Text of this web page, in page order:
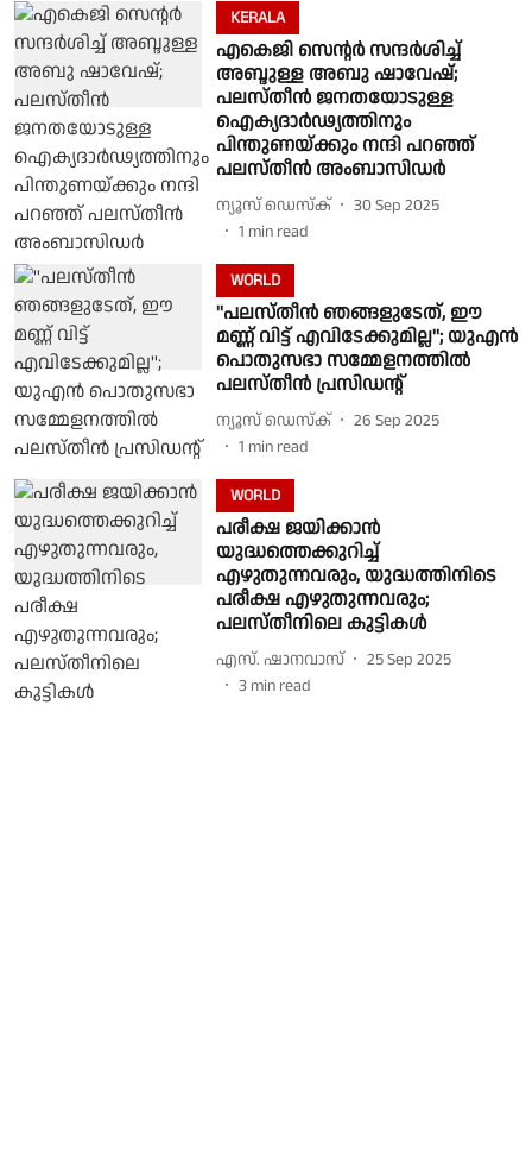
KERALA
എകെജി സെന്റര്‍ സന്ദര്‍ശിച്ച്
അബ്ദുള്ള അബു ഷാവേഷ്;
പലസ്തീന്‍ ജനതയോടുള്ള
ഐക്യദാര്‍ഢ്യത്തിനും
പിന്തുണയ്ക്കും നന്ദി പറഞ്ഞ്
പലസ്തീന്‍ അംബാസിഡര്‍
ന്യൂസ് ഡെസ്ക്
30 Sep 2025
1 min read
WORLD
''പലസ്തീന്‍ ഞങ്ങളുടേത്, ഈ
മണ്ണ് വിട്ട് എവിടേക്കുമില്ല''; യുഎന്‍
പൊതുസഭാ സമ്മേളനത്തിൽ
പലസ്തീന്‍ പ്രസിഡന്റ്
ന്യൂസ് ഡെസ്ക്
26 Sep 2025
1 min read
WORLD
പരീക്ഷ ജയിക്കാന്‍
യുദ്ധത്തെക്കുറിച്ച്
എഴുതുന്നവരും, യുദ്ധത്തിനിടെ
പരീക്ഷ എഴുതുന്നവരും;
പലസ്തീനിലെ കുട്ടികള്‍
എസ്. ഷാനവാസ്
25 Sep 2025
3 min read